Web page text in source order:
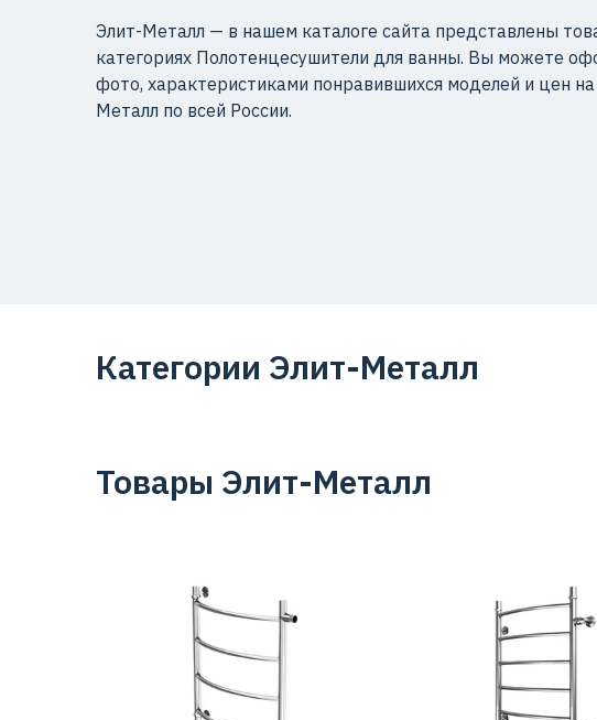
Элит-Металл — в нашем каталоге сайта представлены
категориях Полотенцесушители для ванны. Вы можете
фото, характеристиками понравившихся моделей и цен
Металл по всей России.
Категории Элит-Металл
Товары Элит-Металл